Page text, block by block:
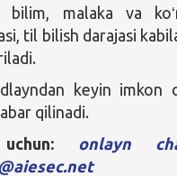
malaka va
til bilish darajasi
keyin imkon
qilinadi.
onlayn